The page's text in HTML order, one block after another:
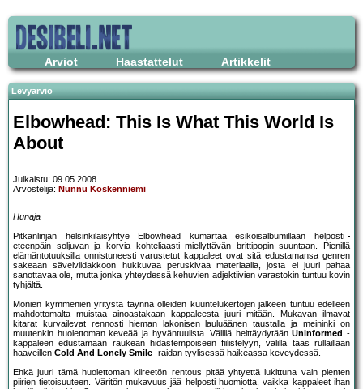
Arviot Haastattelut Artikkelit
Levyarvio
Elbowhead: This Is What This World Is
About
Julkaistu: 09.05.2008
Arvostelija: Nunnu Koskenniemi
Hunaja
Pitkänlinjan helsinkiläisyhtye Elbowhead kumartaa esikoisalbumillaan helposti
eteenpäin soljuvan ja korvia kohteliaasti miellyttävän brittipopin suuntaan. Pienillä
elämäntotuuksilla onnistuneesti varustetut kappaleet ovat sitä edustamansa genren
sakeaan sävelviidakkoon hukkuvaa peruskivaa materiaalia, josta ei juuri pahaa
sanottavaa ole, mutta jonka yhteydessä kehuvien adjektiivien varastokin tuntuu kovin
tyhjältä.
Monien kymmenien yritystä täynnä olleiden kuuntelukertojen jälkeen tuntuu edelleen
mahdottomalta muistaa ainoastakaan kappaleesta juuri mitään. Mukavan ilmavat
kitarat kurvailevat rennosti hieman lakonisen lauluäänen taustalla ja meininki on
muutenkin huolettoman keveää ja hyväntuulista. Välillä heittäydytäänUninformed -
kappaleen edustamaan raukean hidastempoiseen fiilistelyyn, välillä taas rullaillaan
haaveillen Cold And Lonely Smile -raidan tyylisessä haikeassa keveydessä.
Ehkä juuri tämä huolettoman kiireetön rentous pitää yhtyettä lukittuna vain pienten
piirien tietoisuuteen. Väritön mukavuus jää helposti huomiotta, vaikka kappaleet ihan